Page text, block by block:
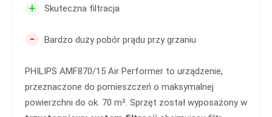
+ Skuteczna filtracja
- Bardzo duży pobór prądu przy grzaniu
PHILIPS AMF870/15 Air Performer to urządzenie,
przeznaczone do pomieszczeń o maksymalnej
powierzchni do ok. 70 m². Sprzęt został wyposażony w